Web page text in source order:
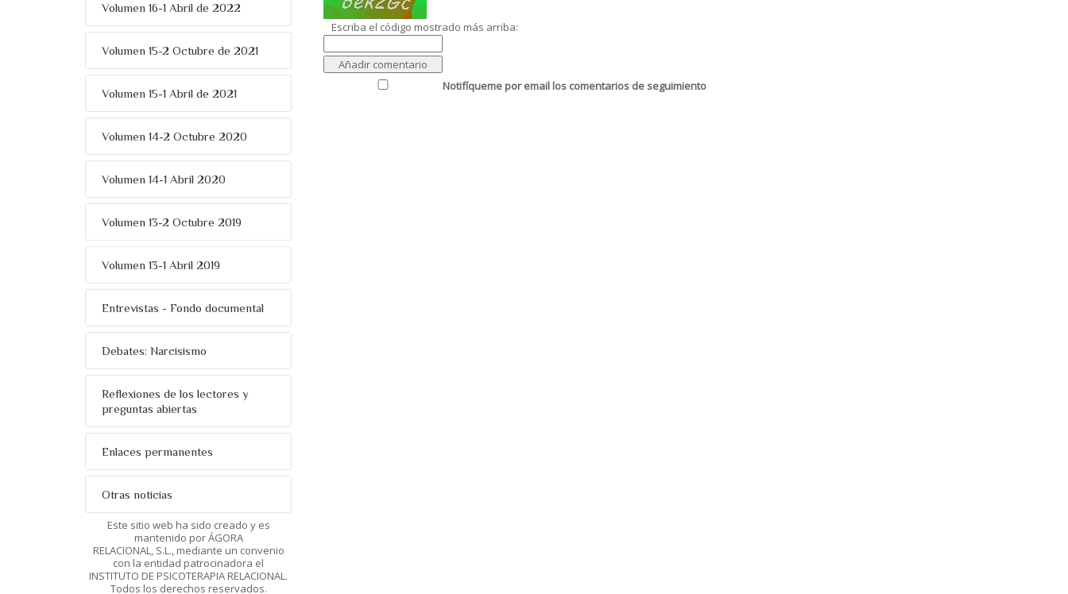
Volumen 16-1 Abril de 2022
Volumen 15-2 Octubre de 2021
Volumen 15-1 Abril de 2021
Volumen 14-2 Octubre 2020
Volumen 14-1 Abril 2020
Volumen 13-2 Octubre 2019
Volumen 13-1 Abril 2019
Entrevistas - Fondo documental
Debates: Narcisismo
Reflexiones de los lectores y
preguntas abiertas
Enlaces permanentes
Otras noticias
Este sitio web ha sido creado y es
mantenido por ÁGORA
RELACIONAL, S.L., mediante un convenio
con la entidad patrocinadora el
INSTITUTO DE PSICOTERAPIA RELACIONAL.
Todos los derechos reservados.
Escriba el código mostrado más arriba:
Notifíqueme por email los comentarios de seguimiento